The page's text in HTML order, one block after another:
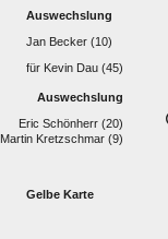
Auswechslung
  
für   
Auswechslung
  
  
Gelbe Karte